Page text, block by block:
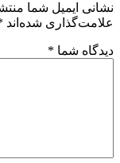
نشانی ایمیل شما
علامت‌گذاری شده‌اند
دیدگاه شما *